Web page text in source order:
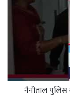
नैनीताल पुलिस